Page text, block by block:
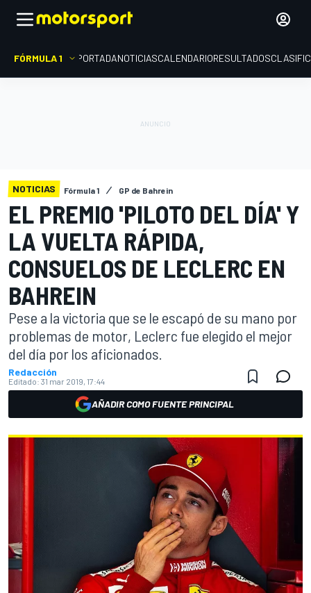
FÓRMULA 1 PORTADANOTICIASCALENDARIORESULTADOS
NOTICIAS Fórmula 1 GP de Bahrein
EL PREMIO 'PILOTO DEL DÍA' Y
LA VUELTA RÁPIDA,
CONSUELOS DE LECLERC EN
BAHREIN
Pese a la victoria que se le escapó de su mano por
problemas de motor, Leclerc fue elegido el mejor
del día por los aficionados.
Redacción
Editado: 31 mar 2019, 17:44
AÑADIR COMO FUENTE PRINCIPAL